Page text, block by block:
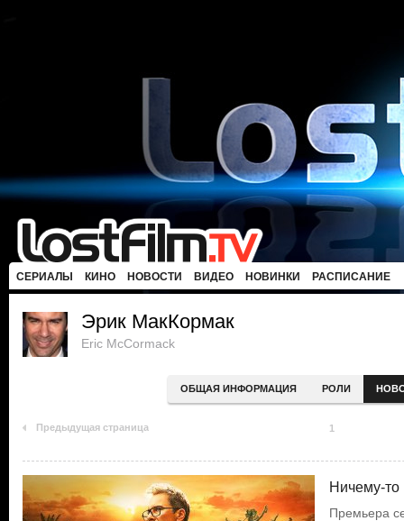
СЕРИАЛЫ КИНО НОВОСТИ ВИДЕО НОВИНКИ РАСПИСАНИЕ
Эрик МакКормак
Eric McCormack
ОБЩАЯ ИНФОРМАЦИЯ РОЛИ
Предыдущая страница 1
Ничему-то
Премьера